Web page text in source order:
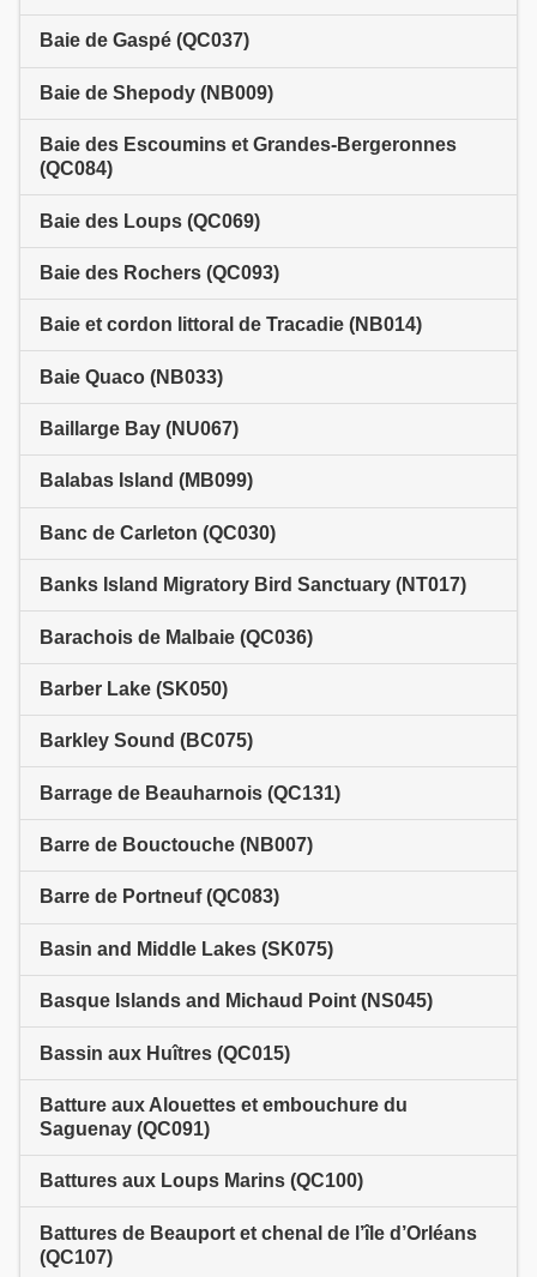
Baie de Gaspé (QC037)
Baie de Shepody (NB009)
Baie des Escoumins et Grandes-Bergeronnes
(QC084)
Baie des Loups (QC069)
Baie des Rochers (QC093)
Baie et cordon littoral de Tracadie (NB014)
Baie Quaco (NB033)
Baillarge Bay (NU067)
Balabas Island (MB099)
Banc de Carleton (QC030)
Banks Island Migratory Bird Sanctuary (NT017)
Barachois de Malbaie (QC036)
Barber Lake (SK050)
Barkley Sound (BC075)
Barrage de Beauharnois (QC131)
Barre de Bouctouche (NB007)
Barre de Portneuf (QC083)
Basin and Middle Lakes (SK075)
Basque Islands and Michaud Point (NS045)
Bassin aux Huîtres (QC015)
Batture aux Alouettes et embouchure du
Saguenay (QC091)
Battures aux Loups Marins (QC100)
Battures de Beauport et chenal de l’île d’Orléans
(QC107)